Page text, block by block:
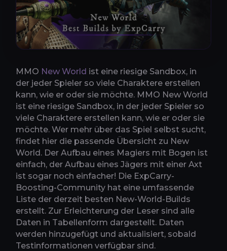
MMO New World ist eine riesige Sandbox, in
der jeder Spieler so viele Charaktere erstellen
kann, wie er oder sie möchte. MMO New World
ist eine riesige Sandbox, in der jeder Spieler so
viele Charaktere erstellen kann, wie er oder sie
möchte. Wer mehr über das Spiel selbst sucht,
findet hier die passende Übersicht zu New
World. Der Aufbau eines Magiers mit Bogen ist
einfach, der Aufbau eines Jägers mit einer Axt
ist sogar noch einfacher! Die ExpCarry-
Boosting-Community hat eine umfassende
Liste der derzeit besten New-World-Builds
erstellt. Zur Erleichterung der Leser sind alle
Daten in Tabellenform dargestellt. Daten
werden hinzugefügt und aktualisiert, sobald
Testinformationen verfügbar sind.